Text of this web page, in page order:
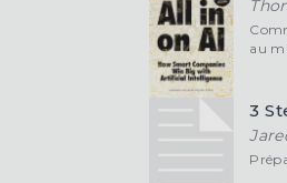
au
3